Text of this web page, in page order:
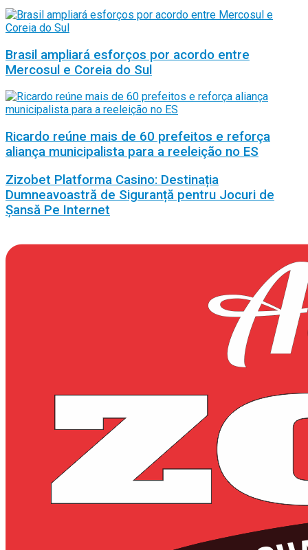
Brasil ampliará esforços por acordo entre
Mercosul e Coreia do Sul
Ricardo reúne mais de 60 prefeitos e reforça
aliança municipalista para a reeleição no ES
Zizobet Platforma Casino: Destinația
Dumneavoastră de Siguranță pentru Jocuri de
Șansă Pe Internet